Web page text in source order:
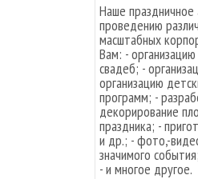
Наше праздничное
проведению
масштабных
Вам: -
свадеб; -
организацию
программ; -
декорирование
праздника; -
и др.; - фото,-
значимого
- и многое другое.